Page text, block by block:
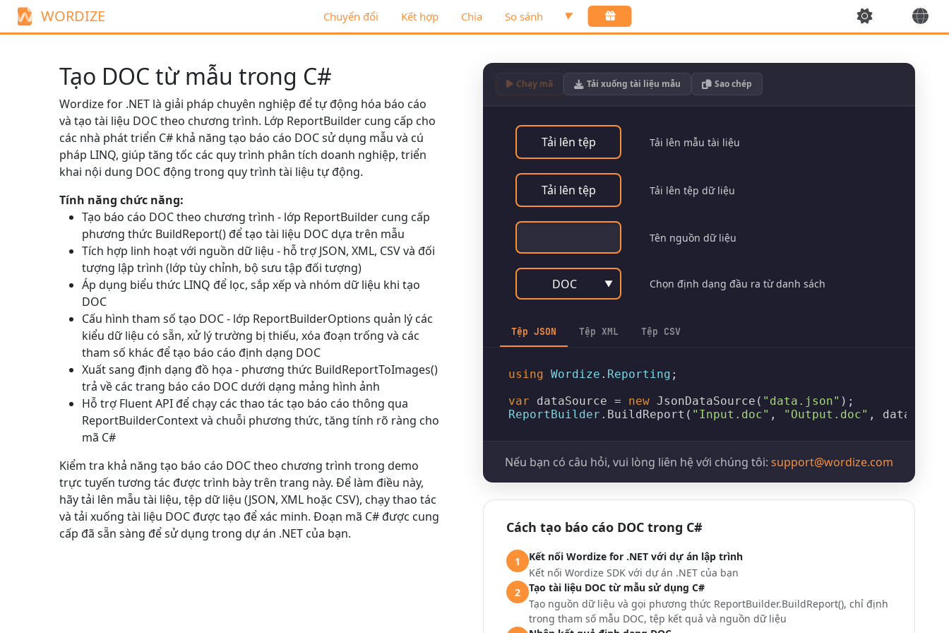
WORDIZE Chuyển đổi Kết hợp Chia So sánh ▼
Tạo DOC từ mẫu trong C#
Wordize for .NET là giải pháp chuyên nghiệp để tự động hóa báo cáo
và tạo tài liệu DOC theo chương trình. Lớp ReportBuilder cung cấp cho
các nhà phát triển C# khả năng tạo báo cáo DOC sử dụng mẫu và cú
pháp LINQ, giúp tăng tốc các quy trình phân tích doanh nghiệp, triển
khai nội dung DOC động trong quy trình tài liệu tự động.
Tính năng chức năng:
Tạo báo cáo DOC theo chương trình - lớp ReportBuilder cung cấp
phương thức BuildReport()để tạo tài liệu DOC dựa trên mẫu
Tích hợp linh hoạt với nguồn dữ liệu - hỗ trợ JSON, XML, CSV và đối
tượng lập trình (lớp tùy chỉnh, bộ sưu tập đối tượng)
Áp dụng biểu thức LINQ để lọc, sắp xếp và nhóm dữ liệu khi tạo
DOC
Cấu hình tham số tạo DOC - lớp ReportBuilderOptions quản lý các
kiểu dữ liệu có sẵn, xử lý trường bị thiếu, xóa đoạn trống và các
tham số khác để tạo báo cáo định dạng DOC
Xuất sang định dạng đồ họa - phương thức BuildReportToImages()
trả về các trang báo cáo DOC dưới dạng mảng hình ảnh
Hỗ trợ Fluent API để chạy các thao tác tạo báo cáo thông qua
ReportBuilderContextvà chuỗi phương thức, tăng tính rõ ràng cho
mã C#
Kiểm tra khả năng tạo báo cáo DOC theo chương trình trong demo
trực tuyến tương tác được trình bày trên trang này. Để làm điều này,
hãy tải lên mẫu tài liệu, tệp dữ liệu (JSON, XML hoặc CSV), chạy thao tác
và tải xuống tài liệu DOC được tạo để xác minh. Đoạn mã C# được cung
cấp đã sẵn sàng để sử dụng trong dự án .NET của bạn.
Chạy mã Tải xuống tài liệu mẫu Sao chép
Tải lên tệp Tải lên mẫu tài liệu
Tải lên tệp Tải lên tệp dữ liệu
Tên nguồn dữ liệu
DOC ▼ Chọn định dạng đầu ra từ danh sách
Tệp JSON Tệp XML Tệp CSV
using Wordize . Reporting ;
var dataSource = new JsonDataSource ( "data.json"
ReportBuilder . BuildReport ( "Input.doc" , "Output.doc" ,
Nếu bạn có câu hỏi, vui lòng liên hệ với chúng tôi: support@wordize.com
Cách tạo báo cáo DOC trong C#
1
Kết nối Wordize for .NET với dự án lập trình
Kết nối Wordize SDK với dự án .NET của bạn
2
Tạo tài liệu DOC từ mẫu sử dụng C#
Tạo nguồn dữ liệu và gọi phương thức ReportBuilder.BuildReport(), chỉ định
trong tham số mẫu DOC, tệp kết quả và nguồn dữ liệu